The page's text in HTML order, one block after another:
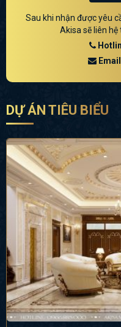
Sau khi nhận được yêu
Akisa sẽ liên
DỰ ÁN TIÊU BIỂU